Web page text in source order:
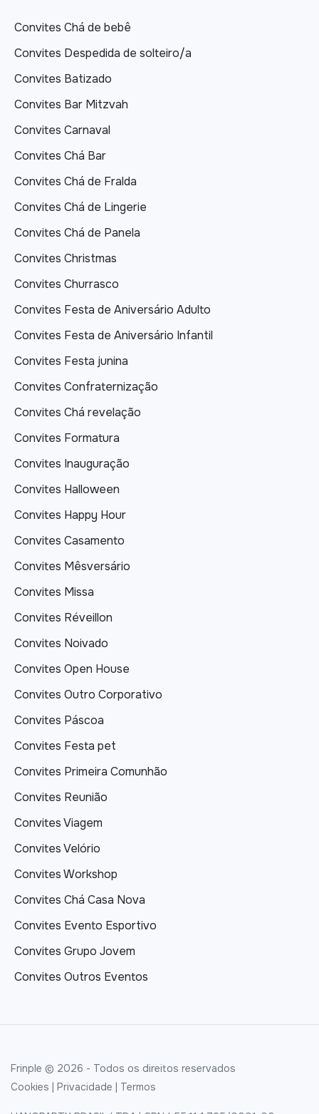
Convites Chá de bebê
Convites Despedida de solteiro/a
Convites Batizado
Convites Bar Mitzvah
Convites Carnaval
Convites Chá Bar
Convites Chá de Fralda
Convites Chá de Lingerie
Convites Chá de Panela
Convites Christmas
Convites Churrasco
Convites Festa de Aniversário Adulto
Convites Festa de Aniversário Infantil
Convites Festa junina
Convites Confraternização
Convites Chá revelação
Convites Formatura
Convites Inauguração
Convites Halloween
Convites Happy Hour
Convites Casamento
Convites Mêsversário
Convites Missa
Convites Réveillon
Convites Noivado
Convites Open House
Convites Outro Corporativo
Convites Páscoa
Convites Festa pet
Convites Primeira Comunhão
Convites Reunião
Convites Viagem
Convites Velório
Convites Workshop
Convites Chá Casa Nova
Convites Evento Esportivo
Convites Grupo Jovem
Convites Outros Eventos
Frinple © 2026 - Todos os direitos reservados
Cookies | Privacidade | Termos